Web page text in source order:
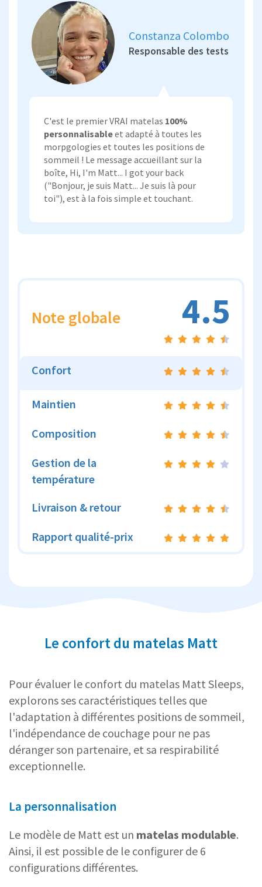
C'est le premier VRAI matelas 100%
personnalisableet adapté à toutes les
morpgologies et toutes les positions de
sommeil ! Le message accueillant sur la
boîte, Hi, I'm Matt... I got your back
("Bonjour, je suis Matt... Je suis là pour
toi"), est à la fois simple et touchant.
Constanza Colombo
Responsable des tests
Note globale 4.5
Confort
Maintien
Composition
Gestion de la
température
Livraison & retour
Rapport qualité-prix
Le confort du matelas Matt
Pour évaluer le confort du matelas Matt Sleeps,
explorons ses caractéristiques telles que
l'adaptation à différentes positions de sommeil,
l'indépendance de couchage pour ne pas
déranger son partenaire, et sa respirabilité
exceptionnelle.
La personnalisation
Le modèle de Matt est un matelas modulable.
Ainsi, il est possible de le configurer de 6
configurations différentes.